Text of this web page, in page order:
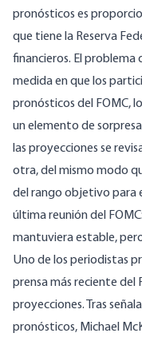
pronósticos es
que tiene la Reserva
financieros. El problema
medida en que los
pronósticos del FOMC,
un elemento de
las proyecciones se
otra, del mismo modo
del rango objetivo para
última reunión del
mantuviera estable,
Uno de los periodistas
prensamás reciente del
proyecciones. Tras
pronósticos, Michael